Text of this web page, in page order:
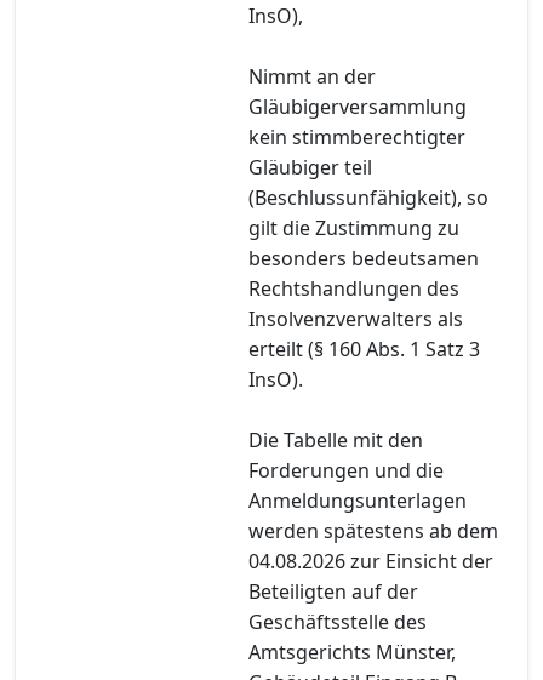
InsO),
Nimmt an der
Gläubigerversammlung
kein stimmberechtigter
Gläubiger teil
(Beschlussunfähigkeit), so
gilt die Zustimmung zu
besonders bedeutsamen
Rechtshandlungen des
Insolvenzverwalters als
erteilt (§ 160 Abs. 1 Satz 3
InsO).
Die Tabelle mit den
Forderungen und die
Anmeldungsunterlagen
werden spätestens ab dem
04.08.2026 zur Einsicht der
Beteiligten auf der
Geschäftsstelle des
Amtsgerichts Münster,